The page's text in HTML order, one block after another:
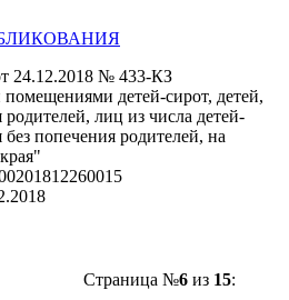
24.12.2018 № 433-КЗ
детей-сирот, детей,
лиц из числа детей-
попечения родителей, на
Страница №6из 15: